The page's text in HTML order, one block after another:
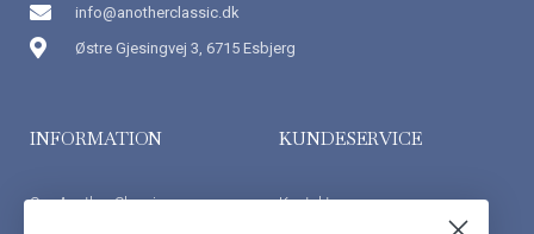
info@anotherclassic.dk
Østre Gjesingvej 3, 6715 Esbjerg
INFORMATION
Om Another Classic
KUNDESERVICE
Kontakt os